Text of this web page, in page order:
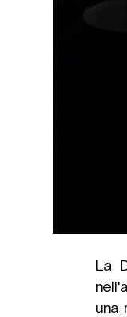
La
una